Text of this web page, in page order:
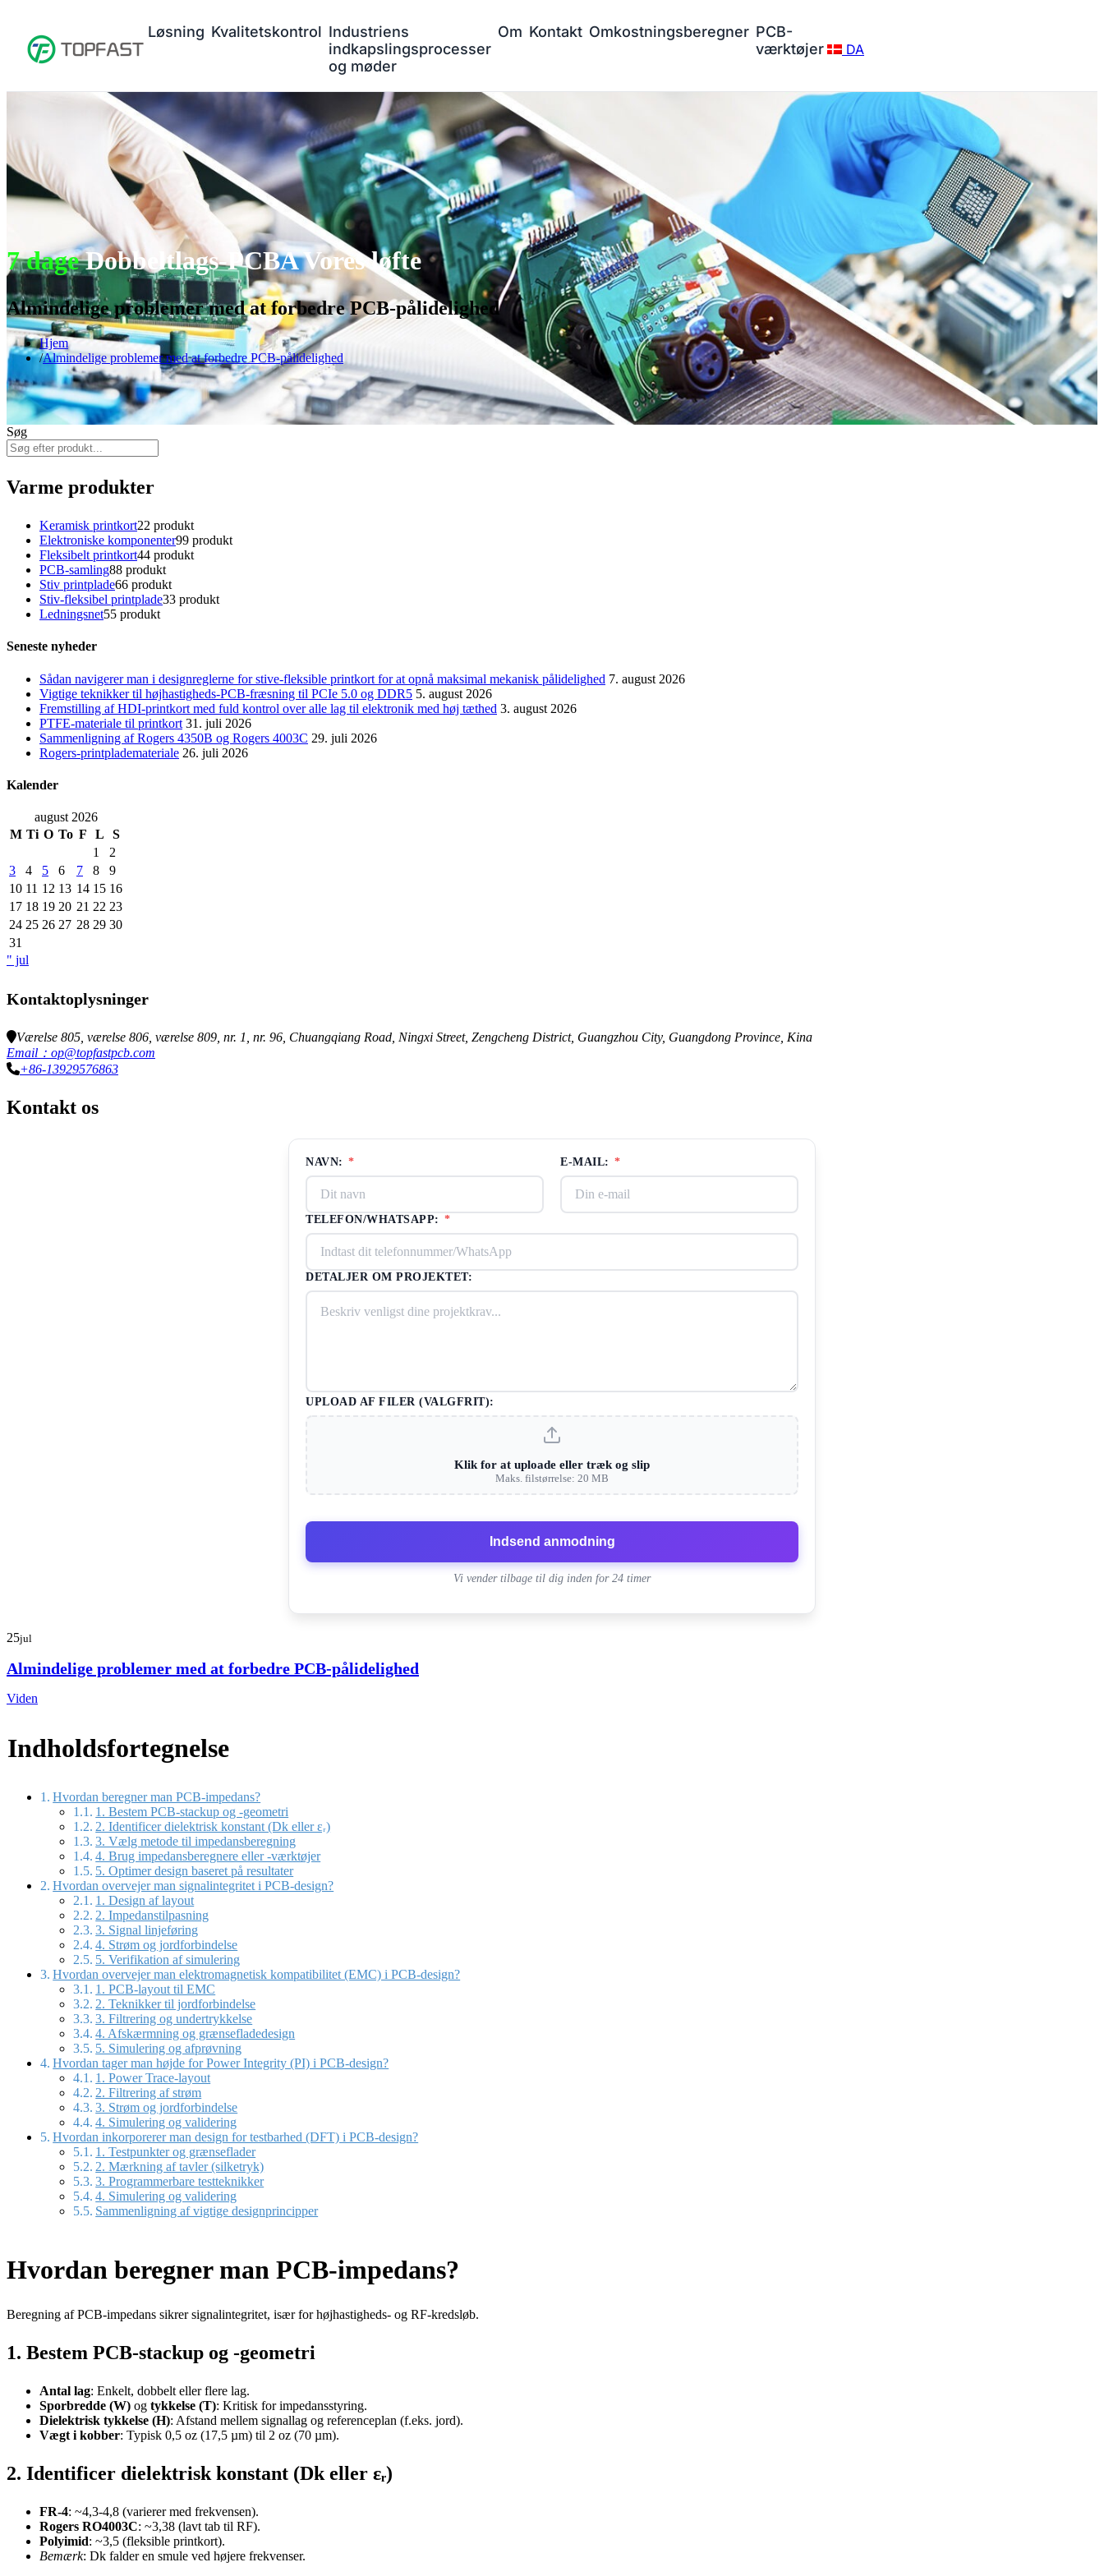
Løsning Kvalitetskontrol Industriens
indkapslingsprocesser
og møder
Om Kontakt Omkostningsberegner PCB-
værktøjer
DA
7 dageDobbeltlags-PCBA Vores løfte
Almindelige problemer med at forbedre PCB-pålidelighed
Hjem
Almindelige problemer med at forbedre PCB-pålidelighed
Søg
Varme produkter
Keramisk printkort22 produkt
Elektroniske komponenter99 produkt
Fleksibelt printkort44 produkt
PCB-samling88 produkt
Stiv printplade66 produkt
Stiv-fleksibel printplade33 produkt
Ledningsnet55 produkt
Seneste nyheder
Sådan navigerer man i designreglerne for stive-fleksible printkort for at opnå maksimal mekanisk pålidelighed 7. august 2026
Vigtige teknikker til højhastigheds-PCB-fræsning til PCIe 5.0 og DDR5 5. august 2026
Fremstilling af HDI-printkort med fuld kontrol over alle lag til elektronik med høj tæthed 3. august 2026
PTFE-materiale til printkort 31. juli 2026
Sammenligning af Rogers 4350B og Rogers 4003C 29. juli 2026
Rogers-printplademateriale 26. juli 2026
Kalender
august 2026
M Ti O To F L
S
1
2
3
4 5 6 7 8
9
10 11 12 13 14 15 16
17 18 19 20 21 22 23
24 25 26 27 28 29 30
31
" jul
Kontaktoplysninger
Værelse 805, værelse 806, værelse 809, nr. 1, nr. 96, Chuangqiang Road, Ningxi Street, Zengcheng District, Guangzhou City, Guangdong Province, Kina
Email：op@topfastpcb.com
+86-13929576863
Kontakt os
NAVN: * E-MAIL: *
TELEFON/WHATSAPP: *
DETALJER OM PROJEKTET:
UPLOAD AF FILER (VALGFRIT):
Klik for at uploade eller træk og slip
Maks. filstørrelse: 20 MB
Indsend anmodning
Vi vender tilbage til dig inden for 24 timer
25jul
Almindelige problemer med at forbedre PCB-pålidelighed
Viden
Indholdsfortegnelse
Hvordan beregner man PCB-impedans?
1. Bestem PCB-stackup og -geometri
2. Identificer dielektrisk konstant (Dk eller εᵣ)
3. Vælg metode til impedansberegning
4. Brug impedansberegnere eller -værktøjer
5. Optimer design baseret på resultater
Hvordan overvejer man signalintegritet i PCB-design?
1. Design af layout
2. Impedanstilpasning
3. Signal linjeføring
4. Strøm og jordforbindelse
5. Verifikation af simulering
Hvordan overvejer man elektromagnetisk kompatibilitet (EMC) i PCB-design?
1. PCB-layout til EMC
2. Teknikker til jordforbindelse
3. Filtrering og undertrykkelse
4. Afskærmning og grænsefladedesign
5. Simulering og afprøvning
Hvordan tager man højde for Power Integrity (PI) i PCB-design?
1. Power Trace-layout
2. Filtrering af strøm
3. Strøm og jordforbindelse
4. Simulering og validering
Hvordan inkorporerer man design for testbarhed (DFT) i PCB-design?
1. Testpunkter og grænseflader
2. Mærkning af tavler (silketryk)
3. Programmerbare testteknikker
4. Simulering og validering
Sammenligning af vigtige designprincipper
Hvordan beregner man PCB-impedans?
Beregning af PCB-impedans sikrer signalintegritet, især for højhastigheds- og RF-kredsløb.
1. Bestem PCB-stackup og -geometri
Antal lag: Enkelt, dobbelt eller flere lag.
Sporbredde (W) og tykkelse (T): Kritisk for impedansstyring.
Dielektrisk tykkelse (H): Afstand mellem signallag og referenceplan (f.eks. jord).
Vægt i kobber: Typisk 0,5 oz (17,5 µm) til 2 oz (70 µm).
2. Identificer dielektrisk konstant (Dk eller εᵣ)
FR-4: ~4,3-4,8 (varierer med frekvensen).
Rogers RO4003C: ~3,38 (lavt tab til RF).
Polyimid: ~3,5 (fleksible printkort).
Bemærk: Dk falder en smule ved højere frekvenser.